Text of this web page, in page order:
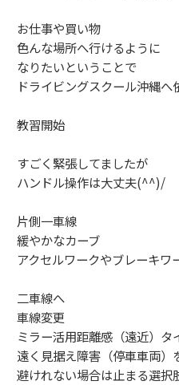
お仕事や買い物
色んな場所へ行けるように
なりたいということで
ドライビングスクール沖縄へ
教習開始
すごく緊張してましたが
ハンドル操作は大丈夫(^^)/
片側一車線
緩やかなカーブ
アクセルワークやブレーキワ
二車線へ
車線変更
ミラー活用距離感（遠近）タ
遠く見据え障害（停車車両）
避けれない場合は止まる選択